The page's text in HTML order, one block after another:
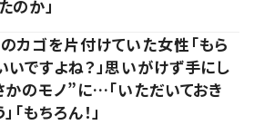
のか」
カゴを片付けていた女性「もら
いですよね？」思いがけず手にし
かのモノ”に…「いただいておき
「もちろん！」